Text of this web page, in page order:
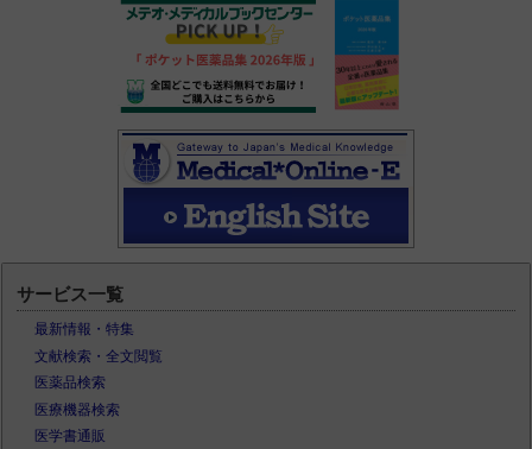
サービス一覧
最新情報・特集
文献検索・全文閲覧
医薬品検索
医療機器検索
医学書通販